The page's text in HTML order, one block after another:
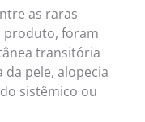
as raras
produto, foram
transitória
da pele, alopecia
sistêmico ou